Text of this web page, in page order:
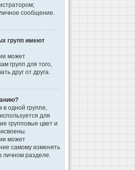
сообщение.
групп имеют
может
групп для того,
друг от друга.
в одной группе,
для
групповые цвет и
может
самому изменять
личном разделе.